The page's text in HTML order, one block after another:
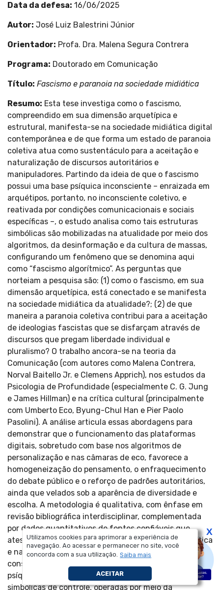
Utilizamos cookies para aprimorar a experiência de
navegação. Ao acessar e permanecer no site, você
concorda com a sua utilização. Saiba mais
ACEITAR
Data da defesa: 16/06/2025
Autor: José Luiz Balestrini Júnior
Orientador: Profa. Dra. Malena Segura Contrera
Programa: Doutorado em Comunicação
Título: Fascismo e paranoia na sociedade midiática
Resumo: Esta tese investiga como o fascismo,
compreendido em sua dimensão arquetípica e
estrutural, manifesta-se na sociedade midiática digital
contemporânea e de que forma um estado de paranoia
coletiva atua como sustentáculo para a aceitação e
naturalização de discursos autoritários e
manipuladores. Partindo da ideia de que o fascismo
possui uma base psíquica inconsciente – enraizada em
arquétipos, portanto, no inconsciente coletivo, e
reativada por condições comunicacionais e sociais
específicas –, o estudo analisa como tais estruturas
simbólicas são mobilizadas na atualidade por meio dos
algoritmos, da desinformação e da cultura de massas,
configurando um fenômeno que se denomina aqui
como “fascismo algorítmico”. As perguntas que
norteiam a pesquisa são: (1) como o fascismo, em sua
dimensão arquetípica, está conectado e se manifesta
na sociedade midiática da atualidade?; (2) de que
maneira a paranoia coletiva contribui para a aceitação
de ideologias fascistas que se disfarçam através de
discursos que pregam liberdade individual e
pluralismo? O trabalho ancora-se na teoria da
Comunicação (com autores como Malena Contrera,
Norval Baitello Jr. e Clemens Apprich), nos estudos da
Psicologia de Profundidade (especialmente C. G. Jung
e James Hillman) e na crítica cultural (principalmente
com Umberto Eco, Byung-Chul Han e Pier Paolo
Pasolini). A análise articula essas abordagens para
demonstrar que o funcionamento das plataformas
digitais, sobretudo com base nos algoritmos de
personalização e nas câmaras de eco, favorece a
homogeneização do pensamento, o enfraquecimento
do debate público e o reforço de padrões autoritários,
ainda que velados sob a aparência de diversidade e
escolha. A metodologia é qualitativa, com ênfase em
revisão bibliográfica interdisciplinar, complementada
por dados quantitativos de fontes confiáveis que
atestam o crescimento de práticas fascistas na política
e na comunicação globais. Como principal conclusão,
constata-se que a paranoia funciona como ambiente
psíquico fértil para a instalação de estratégias
simbólicas de controle, operadas por meio da
X